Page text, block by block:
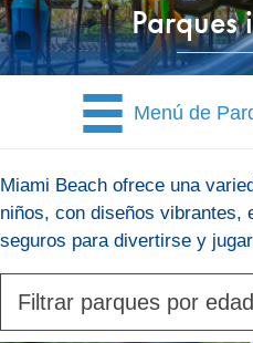
Parques
Menú de
Miami Beach ofrece una
niños, con diseños vibrantes,
seguros para divertirse y
Filtrar parques por edad